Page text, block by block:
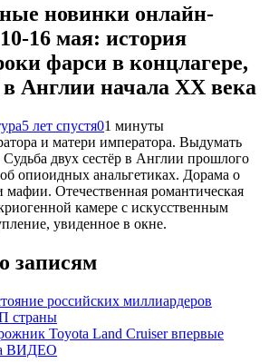
новинки онлайн-
16 мая: история
фарси в концлагере,
Англии начала XX века
5 лет спустя01 минуты
и матери императора. Выдумать
двух сестёр в Англии прошлого
опиоидных анальгетиках. Дорама о
мафии. Отечественная романтическая
камере с искусственным
увиденное в окне.
записям
российских миллиардеров
страны
Toyota Land Cruiser впервые
ВИДЕО